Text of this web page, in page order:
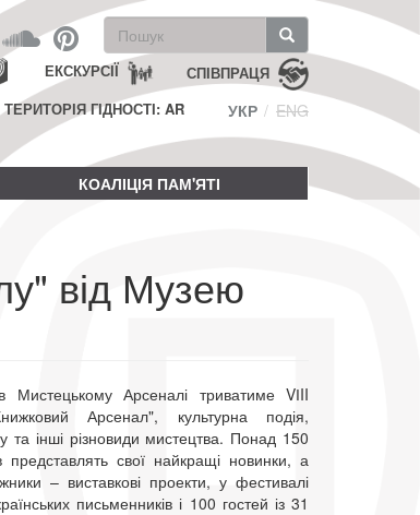
Пошукова
форма
Пошук СПІВПРАЦЯ
ЕКСКУРСІЇ
ТЕРИТОРІЯ ГІДНОСТІ: AR
УКР ENG
КОАЛІЦІЯ ПАМ'ЯТІ
від Музею
Арсеналі триватиме VІII
Арсенал", культурна подія,
та інші різновиди мистецтва. Понад 150
представлять свої найкращі новинки, а
– виставкові проекти, у фестивалі
письменників і 100 гостей із 31